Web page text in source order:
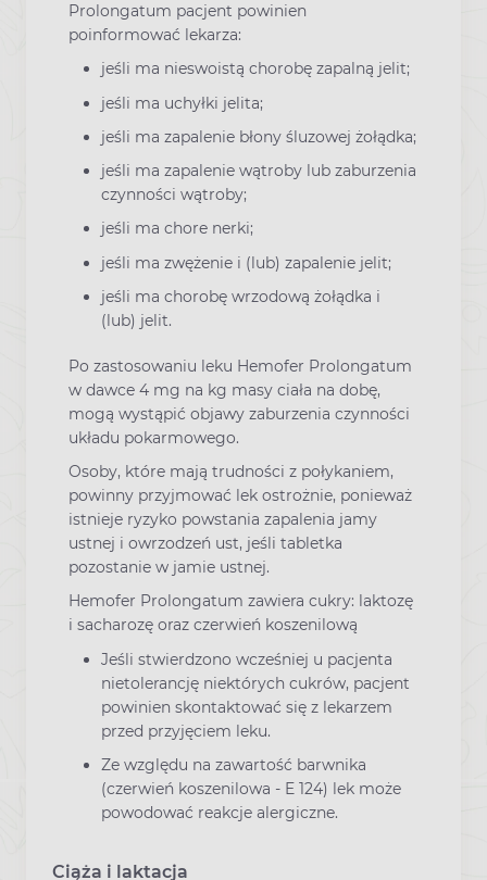
Prolongatum pacjent powinien
poinformować lekarza:
jeśli ma nieswoistą chorobę zapalną jelit;
jeśli ma uchyłki jelita;
jeśli ma zapalenie błony śluzowej żołądka;
jeśli ma zapalenie wątroby lub zaburzenia
czynności wątroby;
jeśli ma chore nerki;
jeśli ma zwężenie i (lub) zapalenie jelit;
jeśli ma chorobę wrzodową żołądka i
(lub) jelit.
Po zastosowaniu leku Hemofer Prolongatum
w dawce 4 mg na kg masy ciała na dobę,
mogą wystąpić objawy zaburzenia czynności
układu pokarmowego.
Osoby, które mają trudności z połykaniem,
powinny przyjmować lek ostrożnie, ponieważ
istnieje ryzyko powstania zapalenia jamy
ustnej i owrzodzeń ust, jeśli tabletka
pozostanie w jamie ustnej.
Hemofer Prolongatum zawiera cukry: laktozę
i sacharozę oraz czerwień koszenilową
Jeśli stwierdzono wcześniej u pacjenta
nietolerancję niektórych cukrów, pacjent
powinien skontaktować się z lekarzem
przed przyjęciem leku.
Ze względu na zawartość barwnika
(czerwień koszenilowa - E 124) lek może
powodować reakcje alergiczne.
Ciąża i laktacja